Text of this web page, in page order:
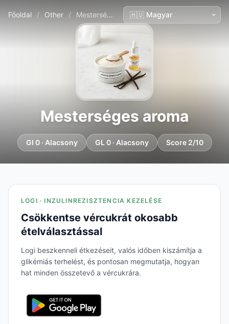
Főoldal / Other / Mesterséges aroma
Mesterséges aroma
GI 0 · Alacsony GL 0 · Alacsony Score 2/10
LOGI · INZULINREZISZTENCIA KEZELÉSE
Csökkentse vércukrát okosabb
ételválasztással
Logi beszkenneli étkezéseit, valós időben kiszámítja a
glikémiás terhelést, és pontosan megmutatja, hogyan
hat minden összetevő a vércukrára.